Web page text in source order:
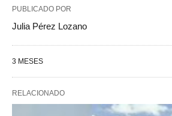
PUBLICADO POR
Julia Pérez Lozano
3 MESES
RELACIONADO